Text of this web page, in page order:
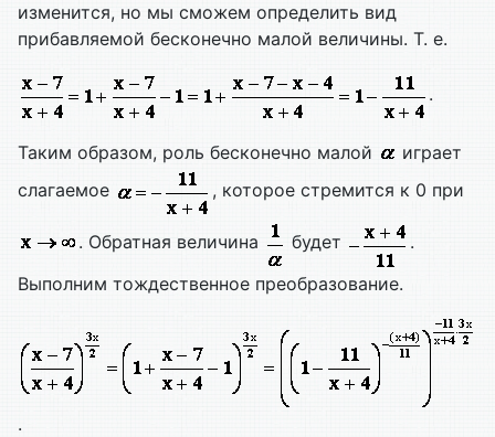
изменится, но мы сможем определить вид
прибавляемой бесконечно малой величины. Т. е.
.
Таким образом, роль бесконечно малой
играет
слагаемое
, которое стремится к 0 при
. Обратная величина будет
.
Выполним тождественное преобразование.
.